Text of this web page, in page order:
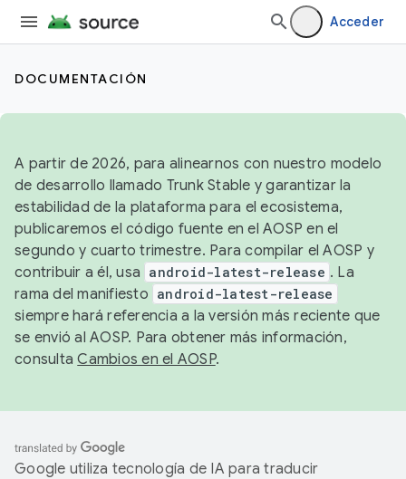
Acceder
DOCUMENTACIÓN
A partir de 2026, para alinearnos con nuestro modelo
de desarrollo llamado Trunk Stable y garantizar la
estabilidad de la plataforma para el ecosistema,
publicaremos el código fuente en el AOSP en el
segundo y cuarto trimestre. Para compilar el AOSP y
contribuir a él, usa android-latest-release . La
rama del manifiesto android-latest-release
siempre hará referencia a la versión más reciente que
se envió al AOSP. Para obtener más información,
consultaCambios en el AOSP.
Google utiliza tecnología de IA para traducir